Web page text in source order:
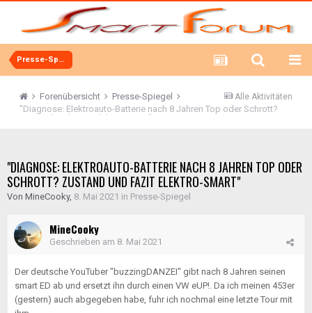
Presse-Spiegel
Alle Aktivitäten
Forenübersicht
Presse-Spiegel
"Diagnose: Elektroauto-Batterie nach 8 Jahren Top oder Schrott?
Zustand und Fazit Elektro-Smart"
"DIAGNOSE: ELEKTROAUTO-BATTERIE NACH 8 JAHREN TOP ODER
SCHROTT? ZUSTAND UND FAZIT ELEKTRO-SMART"
Von MineCooky, 8. Mai 2021 in Presse-Spiegel
MineCooky
Geschrieben am 8. Mai 2021
Der deutsche YouTuber "buzzingDANZEI" gibt nach 8 Jahren seinen
smart ED ab und ersetzt ihn durch einen VW eUP!. Da ich meinen 453er
(gestern) auch abgegeben habe, fuhr ich nochmal eine letzte Tour mit